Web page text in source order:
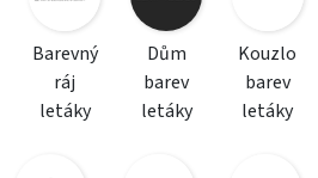
Barevný
ráj
letáky
Dům
barev
letáky
Kouzlo
barev
letáky